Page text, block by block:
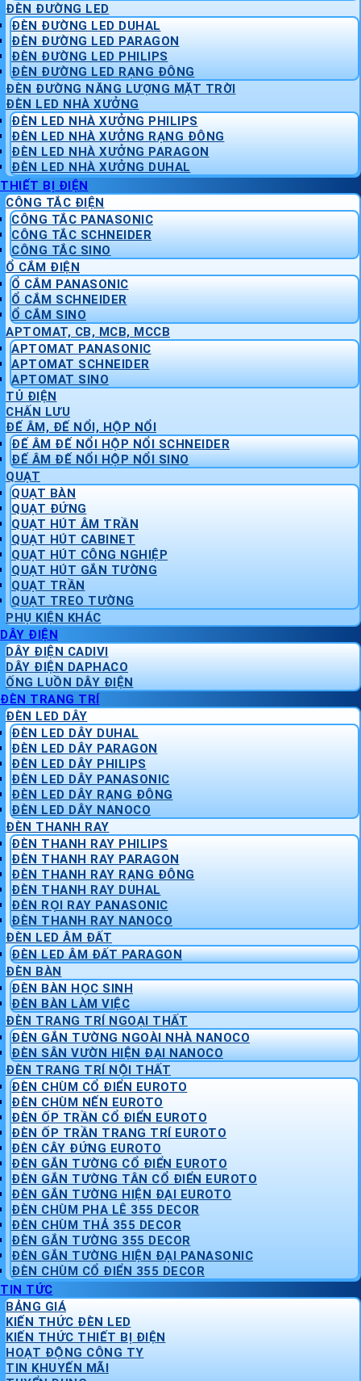
ĐÈN ĐƯỜNG LED
ĐÈN ĐƯỜNG LED DUHAL
ĐÈN ĐƯỜNG LED PARAGON
ĐÈN ĐƯỜNG LED PHILIPS
ĐÈN ĐƯỜNG LED RẠNG ĐÔNG
ĐÈN ĐƯỜNG NĂNG LƯỢNG MẶT TRỜI
ĐÈN LED NHÀ XƯỞNG
ĐÈN LED NHÀ XƯỞNG PHILIPS
ĐÈN LED NHÀ XƯỞNG RẠNG ĐÔNG
ĐÈN LED NHÀ XƯỞNG PARAGON
ĐÈN LED NHÀ XƯỞNG DUHAL
THIẾT BỊ ĐIỆN
CÔNG TẮC ĐIỆN
CÔNG TẮC PANASONIC
CÔNG TẮC SCHNEIDER
CÔNG TẮC SINO
Ổ CẮM ĐIỆN
Ổ CẮM PANASONIC
Ổ CẮM SCHNEIDER
Ổ CẮM SINO
APTOMAT, CB, MCB, MCCB
APTOMAT PANASONIC
APTOMAT SCHNEIDER
APTOMAT SINO
TỦ ĐIỆN
CHẤN LƯU
ĐẾ ÂM, ĐẾ NỔI, HỘP NỔI
ĐẾ ÂM ĐẾ NỔI HỘP NỔI SCHNEIDER
ĐẾ ÂM ĐẾ NỔI HỘP NỔI SINO
QUẠT
QUẠT BÀN
QUẠT ĐỨNG
QUẠT HÚT ÂM TRẦN
QUẠT HÚT CABINET
QUẠT HÚT CÔNG NGHIỆP
QUẠT HÚT GẮN TƯỜNG
QUẠT TRẦN
QUẠT TREO TƯỜNG
PHỤ KIỆN KHÁC
DÂY ĐIỆN
DÂY ĐIỆN CADIVI
DÂY ĐIỆN DAPHACO
ỐNG LUỒN DÂY ĐIỆN
ĐÈN TRANG TRÍ
ĐÈN LED DÂY
ĐÈN LED DÂY DUHAL
ĐÈN LED DÂY PARAGON
ĐÈN LED DÂY PHILIPS
ĐÈN LED DÂY PANASONIC
ĐÈN LED DÂY RẠNG ĐÔNG
ĐÈN LED DÂY NANOCO
ĐÈN THANH RAY
ĐÈN THANH RAY PHILIPS
ĐÈN THANH RAY PARAGON
ĐÈN THANH RAY RẠNG ĐÔNG
ĐÈN THANH RAY DUHAL
ĐÈN RỌI RAY PANASONIC
ĐÈN THANH RAY NANOCO
ĐÈN LED ÂM ĐẤT
ĐÈN LED ÂM ĐẤT PARAGON
ĐÈN BÀN
ĐÈN BÀN HỌC SINH
ĐÈN BÀN LÀM VIỆC
ĐÈN TRANG TRÍ NGOẠI THẤT
ĐÈN GẮN TƯỜNG NGOÀI NHÀ NANOCO
ĐÈN SÂN VƯỜN HIỆN ĐẠI NANOCO
ĐÈN TRANG TRÍ NỘI THẤT
ĐÈN CHÙM CỔ ĐIỂN EUROTO
ĐÈN CHÙM NẾN EUROTO
ĐÈN ỐP TRẦN CỔ ĐIỂN EUROTO
ĐÈN ỐP TRẦN TRANG TRÍ EUROTO
ĐÈN CÂY ĐỨNG EUROTO
ĐÈN GẮN TƯỜNG CỔ ĐIỂN EUROTO
ĐÈN GẮN TƯỜNG TÂN CỔ ĐIỂN EUROTO
ĐÈN GẮN TƯỜNG HIỆN ĐẠI EUROTO
ĐÈN CHÙM PHA LÊ 355 DECOR
ĐÈN CHÙM THẢ 355 DECOR
ĐÈN GẮN TƯỜNG 355 DECOR
ĐÈN GẮN TƯỜNG HIỆN ĐẠI PANASONIC
ĐÈN CHÙM CỔ ĐIỂN 355 DECOR
TIN TỨC
BẢNG GIÁ
KIẾN THỨC ĐÈN LED
KIẾN THỨC THIẾT BỊ ĐIỆN
HOẠT ĐỘNG CÔNG TY
TIN KHUYẾN MÃI